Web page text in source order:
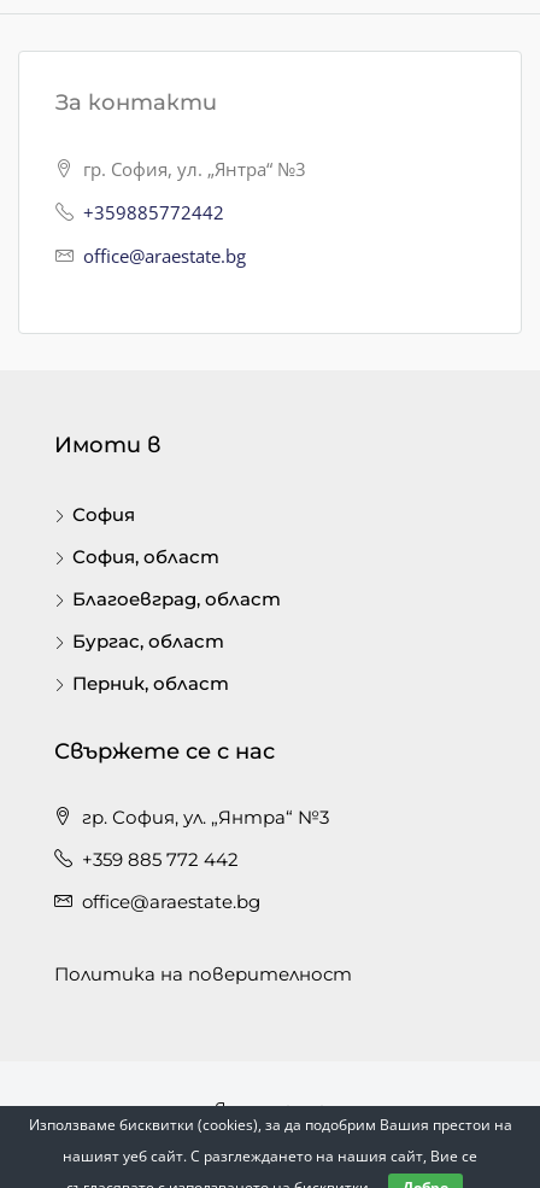
За контакти
гр. София, ул. „Янтра“ №3
+359885772442
office@araestate.bg
Имоти в
София
София, област
Благоевград, област
Бургас, област
Перник, област
Свържете се с нас
гр. София, ул. „Янтра“ №3
+359 885 772 442
office@araestate.bg
Политика на поверителност
Facebook
© Ara Estate | С помощта на Естейт Сайт
Използваме бисквитки (cookies), за да подобрим Вашия престои на
нашият уеб сайт. С разглеждането на нашия сайт, Вие се